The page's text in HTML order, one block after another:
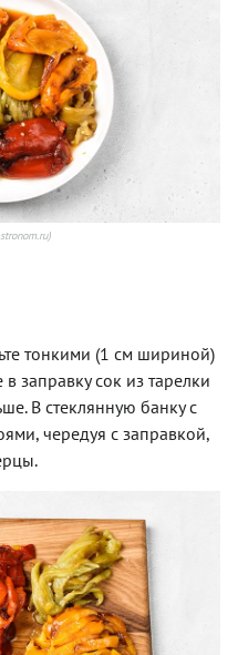
тонкими (1 см шириной)
заправку сок из тарелки
В стеклянную банку с
чередуя с заправкой,